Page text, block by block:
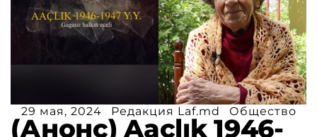
29 мая, 2024 Редакция Laf.md Общество
(Анонс) Aaçlık 1946-